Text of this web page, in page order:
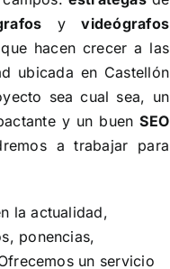
yvideógrafos
hacen crecer a las
ubicada en Castellón
sea cual sea, un
y un buenSEO
a trabajar para
la actualidad,
ponencias,
un servicio